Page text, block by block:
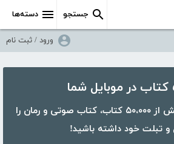
دسته‌ها جستجو
ورود / ثبت نام
با اپلیکیشن کتابراه، بیش از ۵۰،۰۰۰ کتاب، کتاب صوتی و رمان را
و تبلت خود داشته باشید!